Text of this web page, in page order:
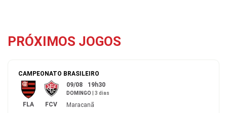
PRÓXIMOS JOGOS
CAMPEONATO BRASILEIRO
FLA FCV
09/08 19h30
DOMINGO 3 dias
Maracanã